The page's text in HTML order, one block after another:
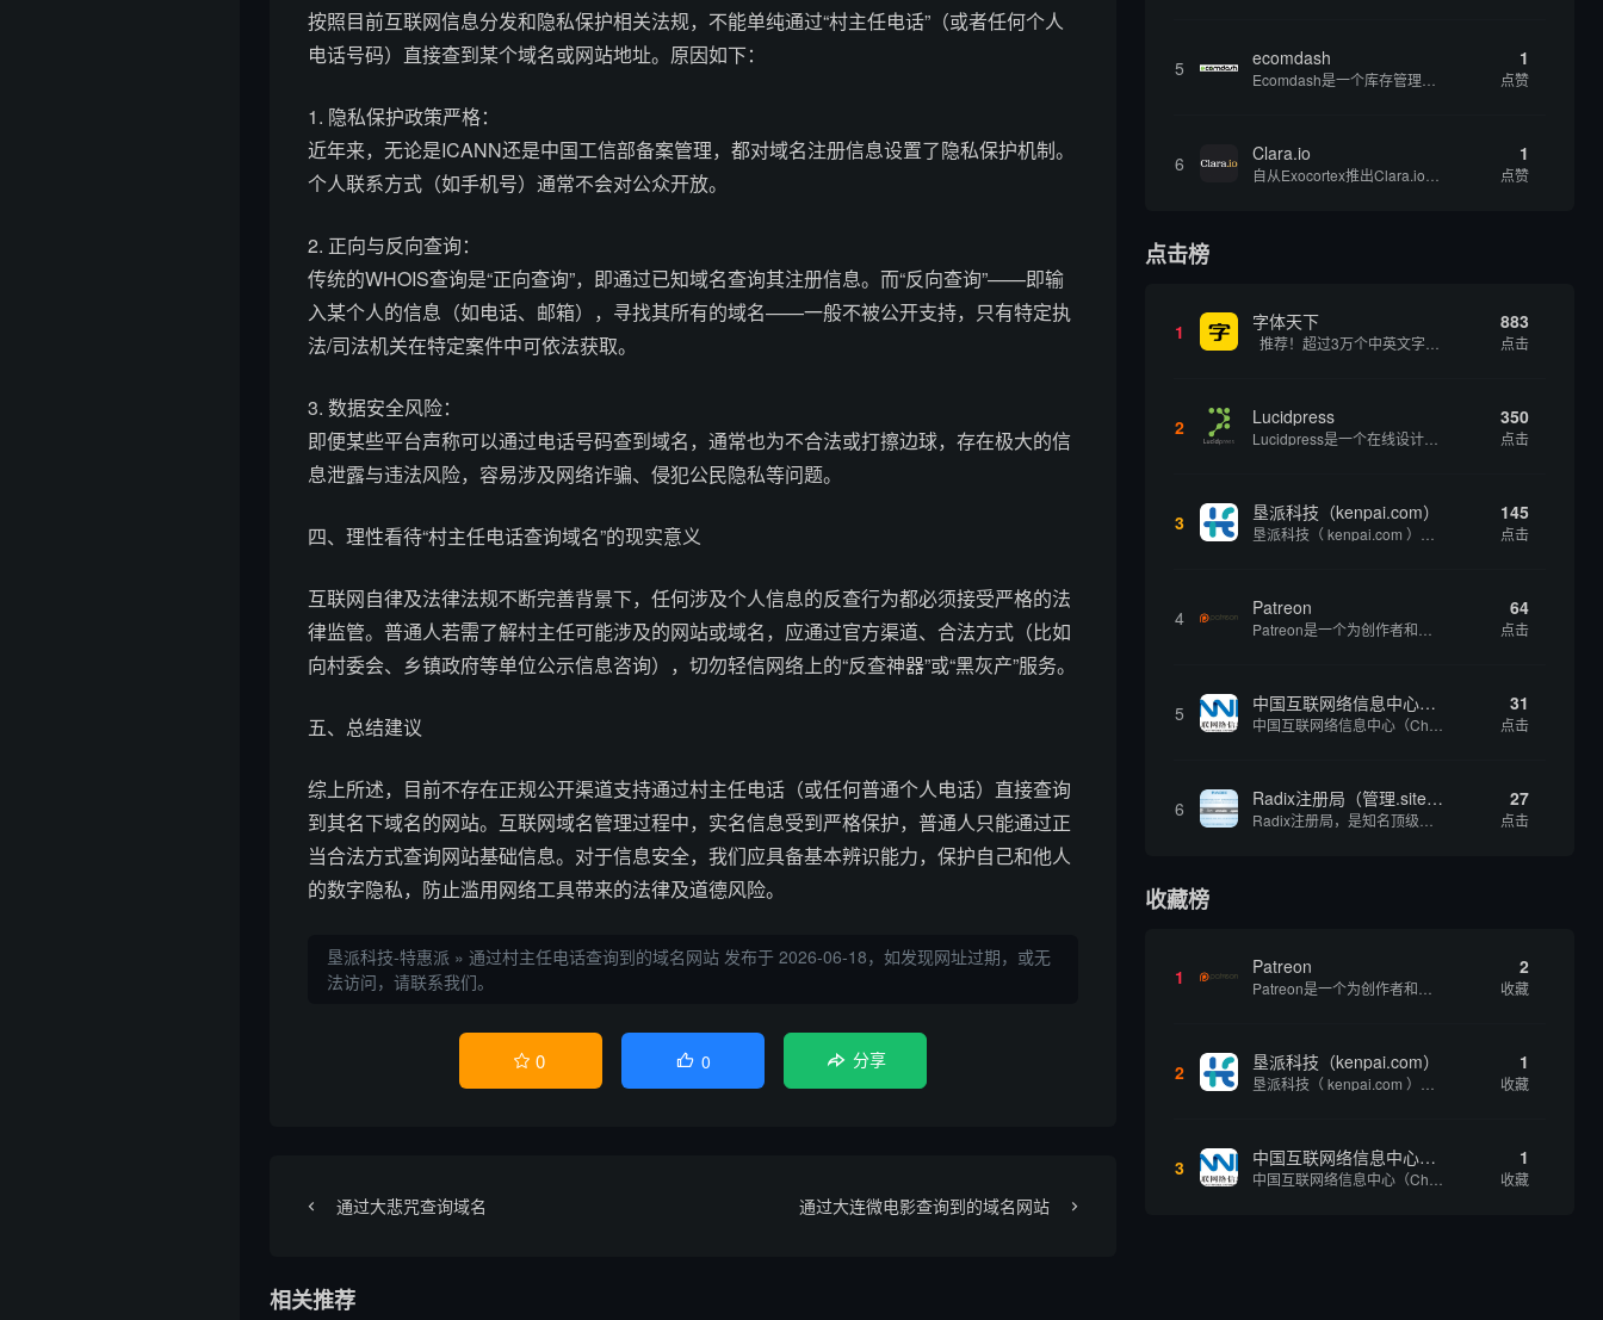
按照目前互联网信息分发和隐私保护相关法规，不能单纯通过“村主任电话”（或者任何个人
电话号码）直接查到某个域名或网站地址。原因如下：
1. 隐私保护政策严格：
近年来，无论是ICANN还是中国工信部备案管理，都对域名注册信息设置了隐私保护机制。
个人联系方式（如手机号）通常不会对公众开放。
2. 正向与反向查询：
传统的WHOIS查询是“正向查询”，即通过已知域名查询其注册信息。而“反向查询”——即输
入某个人的信息（如电话、邮箱），寻找其所有的域名——一般不被公开支持，只有特定执
法/司法机关在特定案件中可依法获取。
3. 数据安全风险：
即便某些平台声称可以通过电话号码查到域名，通常也为不合法或打擦边球，存在极大的信
息泄露与违法风险，容易涉及网络诈骗、侵犯公民隐私等问题。
四、理性看待“村主任电话查询域名”的现实意义
互联网自律及法律法规不断完善背景下，任何涉及个人信息的反查行为都必须接受严格的法
律监管。普通人若需了解村主任可能涉及的网站或域名，应通过官方渠道、合法方式（比如
向村委会、乡镇政府等单位公示信息咨询），切勿轻信网络上的“反查神器”或“黑灰产”服务。
五、总结建议
综上所述，目前不存在正规公开渠道支持通过村主任电话（或任何普通个人电话）直接查询
到其名下域名的网站。互联网域名管理过程中，实名信息受到严格保护，普通人只能通过正
当合法方式查询网站基础信息。对于信息安全，我们应具备基本辨识能力，保护自己和他人
的数字隐私，防止滥用网络工具带来的法律及道德风险。
垦派科技-特惠派 » 通过村主任电话查询到的域名网站 发布于 2026-06-18，如发现网址过期，或无
法访问，请联系我们。
 0  0 分享
通过大悲咒查询域名 通过大连微电影查询到的域名网站
相关推荐
5 ecomdash 1
点赞
6 Clara.io 1
点赞
点击榜
1 字体天下 883
点击
2 Lucidpress 350
点击
3 垦派科技（kenpai.com） 145
点击
4 Patreon 64
点击
5 中国互联网络信息中心（CNNIC） 31
点击
6 Radix注册局（管理.site、.online等顶级域名） 27
点击
收藏榜
1 Patreon 2
收藏
2 垦派科技（kenpai.com） 1
收藏
3 中国互联网络信息中心（CNNIC） 1
收藏